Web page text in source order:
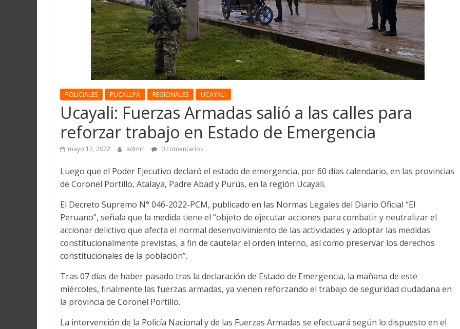
POLICIALES PUCALLPA REGIONALES UCAYALI
Ucayali: Fuerzas Armadas salió a las calles para
reforzar trabajo en Estado de Emergencia
mayo 12, 2022 admin 0 comentarios
Luego que el Poder Ejecutivo declaró el estado de emergencia, por 60 días calendario, en las provincias
de Coronel Portillo, Atalaya, Padre Abad y Purús, en la región Ucayali.
El Decreto Supremo N° 046-2022-PCM, publicado en las Normas Legales del Diario Oficial “El
Peruano”, señala que la medida tiene el “objeto de ejecutar acciones para combatir y neutralizar el
accionar delictivo que afecta el normal desenvolvimiento de las actividades y adoptar las medidas
constitucionalmente previstas, a fin de cautelar el orden interno, así como preservar los derechos
constitucionales de la población”.
Tras 07 días de haber pasado tras la declaración de Estado de Emergencia, la mañana de este
miércoles, finalmente las fuerzas armadas, ya vienen reforzando el trabajo de seguridad ciudadana en
la provincia de Coronel Portillo.
La intervención de la Policía Nacional y de las Fuerzas Armadas se efectuará según lo dispuesto en el